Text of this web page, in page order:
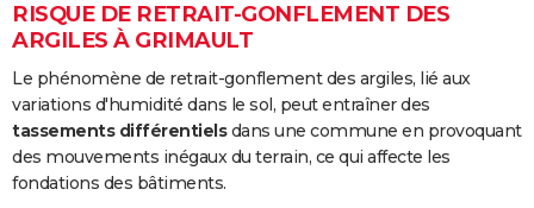
RISQUE DE RETRAIT-GONFLEMENT DES
ARGILES À GRIMAULT
Le phénomène de retrait-gonflement des argiles, lié aux
variations d'humidité dans le sol, peut entraîner des
tassements différentielsdans une commune en provoquant
des mouvements inégaux du terrain, ce qui affecte les
fondations des bâtiments.